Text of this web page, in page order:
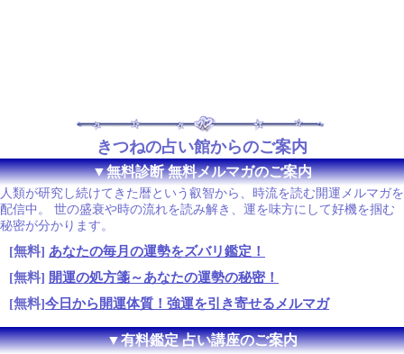
きつねの占い館からのご案内
▼無料診断 無料メルマガのご案内
人類が研究し続けてきた暦という叡智から、時流を読む開運メルマガを
配信中。 世の盛衰や時の流れを読み解き、運を味方にして好機を掴む
秘密が分かります。
[無料] あなたの毎月の運勢をズバリ鑑定！
[無料] 開運の処方箋～あなたの運勢の秘密！
[無料]今日から開運体質！強運を引き寄せるメルマガ
▼有料鑑定 占い講座のご案内